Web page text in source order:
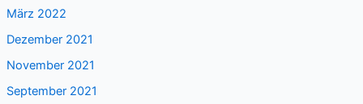
März 2022
Dezember 2021
November 2021
September 2021